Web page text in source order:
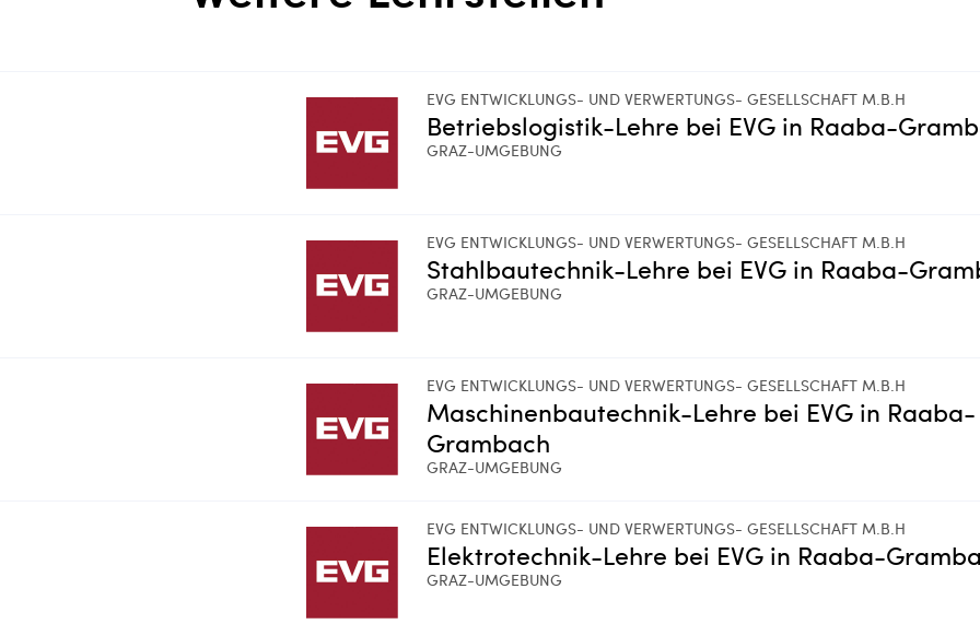
EVG ENTWICKLUNGS- UND VERWERTUNGS- GESELLSCHAFT M.B.H
Betriebslogistik-Lehre bei EVG in Raaba-
GRAZ-UMGEBUNG
EVG ENTWICKLUNGS- UND VERWERTUNGS- GESELLSCHAFT M.B.H
Stahlbautechnik-Lehre bei EVG in Raaba-
GRAZ-UMGEBUNG
EVG ENTWICKLUNGS- UND VERWERTUNGS- GESELLSCHAFT M.B.H
Maschinenbautechnik-Lehre bei EVG in Raaba-
Grambach
GRAZ-UMGEBUNG
EVG ENTWICKLUNGS- UND VERWERTUNGS- GESELLSCHAFT M.B.H
Elektrotechnik-Lehre bei EVG in Raaba-
GRAZ-UMGEBUNG